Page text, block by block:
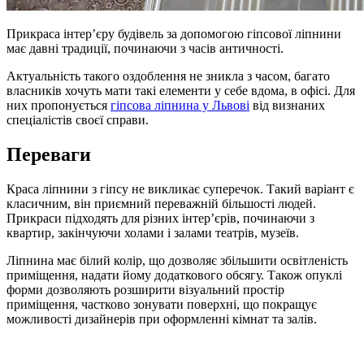
Прикраса інтер’єру будівель за допомогою гіпсової ліпнини
має давні традиції, починаючи з часів античності.
Актуальність такого оздоблення не зникла з часом, багато
власників хочуть мати такі елементи у себе вдома, в офісі. Для
них пропонується гіпсова ліпнина у Львові від визнаних
спеціалістів своєї справи.
Переваги
Краса ліпнини з гіпсу не викликає суперечок. Такий варіант є
класичним, він приємний переважній більшості людей.
Прикраси підходять для різних інтер’єрів, починаючи з
квартир, закінчуючи холами і залами театрів, музеїв.
Ліпнина має білий колір, що дозволяє збільшити освітленість
приміщення, надати йому додаткового обсягу. Також опуклі
форми дозволяють розширити візуальний простір
приміщення, частково зонувати поверхні, що покращує
можливості дизайнерів при оформленні кімнат та залів.